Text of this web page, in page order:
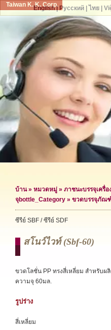
Taiwan K. K. Corp.
บ้าน» หมวดหมู่ » ภาชนะบรรจุเครื่
จุbottle_Category » ขวดบรรจุภัณฑ์
ซีรีย์ SBF / ซีรีย์ SDF
สโนว์ไวท์ (sbf-60)
ขวดโลชั่น PP ทรงสี่เหลี่ยม สำหรับ
ความจุ 60มล.
รูปร่าง
สี่เหลี่ยม
English| Русский| ไทย|